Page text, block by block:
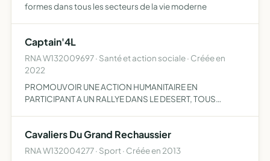
formes dans tous les secteurs de la vie moderne
Captain'4L
RNA W132009697 · Santé et action sociale · Créée en
2022
PROMOUVOIR UNE ACTION HUMANITAIRE EN
PARTICIPANT A UN RALLYE DANS LE DESERT, TOUS
E DEVELOPPEMENT
Cavaliers Du Grand Rechaussier
RNA W132004277 · Sport · Créée en 2013